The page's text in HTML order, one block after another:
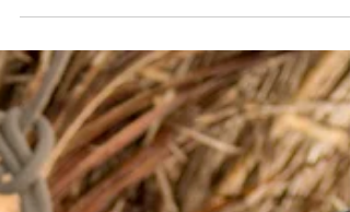
Stränden und einem wahrhaft authentischen
Makler, Buchungsplattformen und gemeinsam
Boote –, aber nur ein Unternehmen ist tief in den
Blas-Inseln verwurzelt und betreibt seit über einem
Jahrzehnt ganzjährig seine eigene Flotte mit
festangestellten Besatzungen: Catamaran Ad